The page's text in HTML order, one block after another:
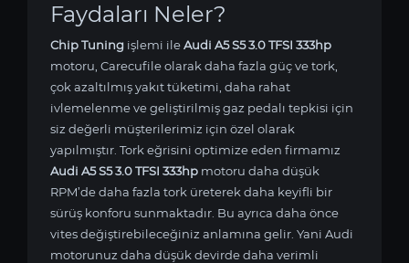
Faydaları Neler?
Chip Tuning işlemi ileAudi A5 S5 3.0 TFSI 333hp
motoru, Carecufile olarak daha fazla güç ve tork,
çok azaltılmış yakıt tüketimi, daha rahat
ivlemelenme ve geliştirilmiş gaz pedalı tepkisi için
siz değerli müşterilerimiz için özel olarak
yapılmıştır. Tork eğrisini optimize eden firmamız
Audi A5 S5 3.0 TFSI 333hp motoru daha düşük
RPM’de daha fazla tork üreterek daha keyifli bir
sürüş konforu sunmaktadır. Bu ayrıca daha önce
vites değiştirebileceğiniz anlamına gelir. Yani Audi
motorunuz daha düşük devirde daha verimli